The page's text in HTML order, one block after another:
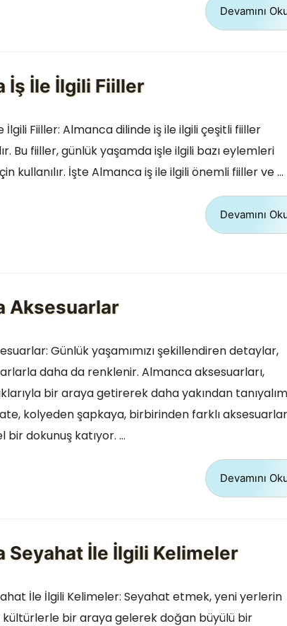
Devamını
İş İle İlgili Fiiller
İlgili Fiiller: Almanca dilinde iş ile ilgili çeşitli fiiller
Bu fiiller, günlük yaşamda işle ilgili bazı eylemleri
kullanılır. İşte Almanca iş ile ilgili önemli fiiller ve …
Devamını
Aksesuarlar
Günlük yaşamımızı şekillendiren detaylar,
daha da renklenir. Almanca aksesuarları,
bir araya getirerek daha yakından
kolyeden şapkaya, birbirinden farklı aksesuarlar
bir dokunuş katıyor. …
Devamını
Seyahat İle İlgili Kelimeler
İle İlgili Kelimeler: Seyahat etmek, yeni yerlerin
kültürlerle bir araya gelerek doğan büyülü bir